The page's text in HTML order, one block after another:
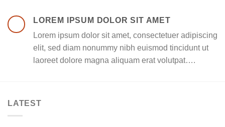
LOREM IPSUM DOLOR SIT AMET
Lorem ipsum dolor sit amet, consectetuer adipiscing
elit, sed diam nonummy nibh euismod tincidunt ut
laoreet dolore magna aliquam erat volutpat….
LATEST